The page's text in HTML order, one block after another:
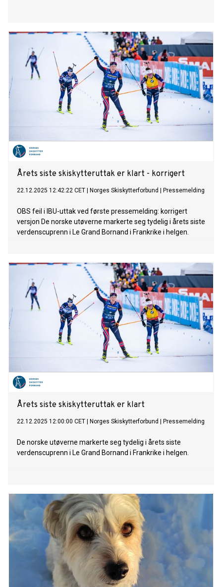
Årets siste skiskytteruttak er klart - korrigert
22.12.2025 12:42:22 CET Norges Skiskytterforbund Pressemelding
OBS feil i IBU-uttak ved første pressemelding: korrigert
versjon De norske utøverne markerte seg tydelig i årets siste
verdenscuprenn i Le Grand Bornand i Frankrike i helgen.
Årets siste skiskytteruttak er klart
22.12.2025 12:00:00 CET Norges Skiskytterforbund Pressemelding
De norske utøverne markerte seg tydelig i årets siste
verdenscuprenn i Le Grand Bornand i Frankrike i helgen.